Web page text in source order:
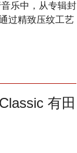
乐中，从专辑封
过精致压纹工艺
有田